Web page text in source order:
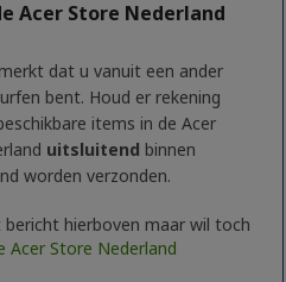
8F, No. 88,
Xin Tai 5th
EU-
Viale delle
20044 Arese
https://
Acer Store Nederland
dat u vanuit een ander
bent. Houd er rekening
items in de Acer
uitsluitend binnen
worden verzonden.
hierboven maar wil toch
Acer Store Nederland